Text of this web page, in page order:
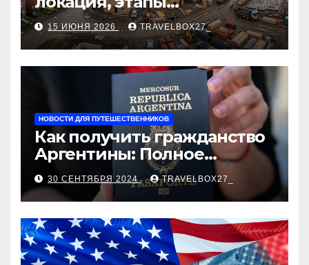
строительства, проверка
застройщика, сценарии
оформления сделки и
рыночные ориентиры
15 ИЮНЯ 2026 TRAVELBOX27_
НОВОСТИ ДЛЯ ПУТЕШЕСТВЕННИКОВ
Как получить гражданство
Аргентины: Полное
руководство
30 СЕНТЯБРЯ 2024 TRAVELBOX27_